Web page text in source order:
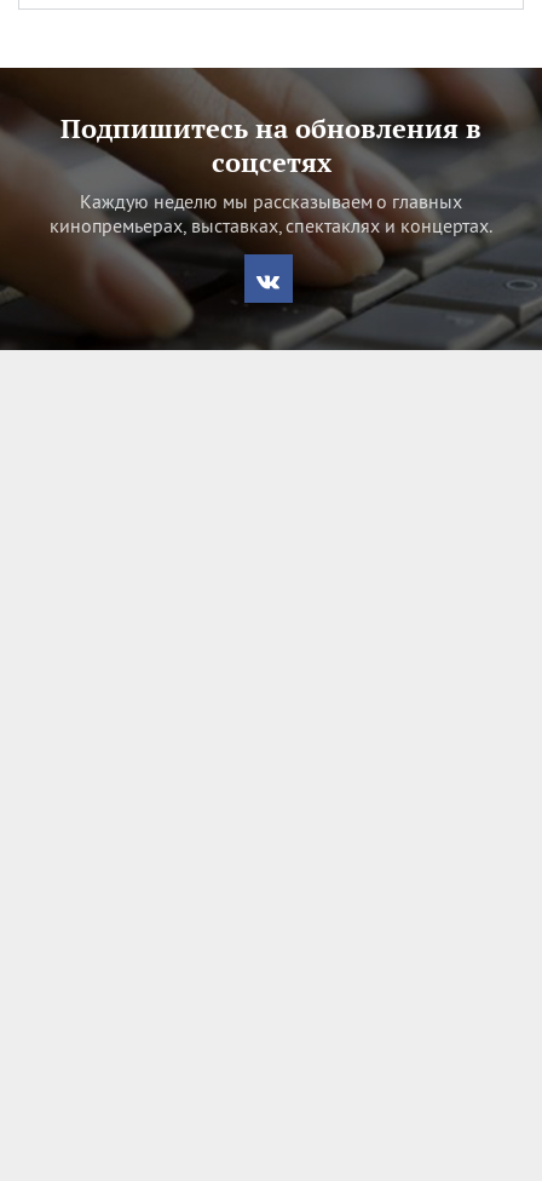
Подпишитесь на обновления в
соцсетях
Каждую неделю мы рассказываем о главных
кинопремьерах, выставках, спектаклях и концертах.